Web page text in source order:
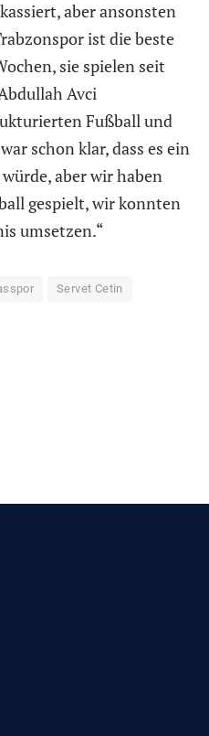
aber ansonsten
ist die beste
sie spielen seit
Avci
Fußball und
schon klar, dass es ein
aber wir haben
gespielt, wir konnten
umsetzen.“
Servet Cetin